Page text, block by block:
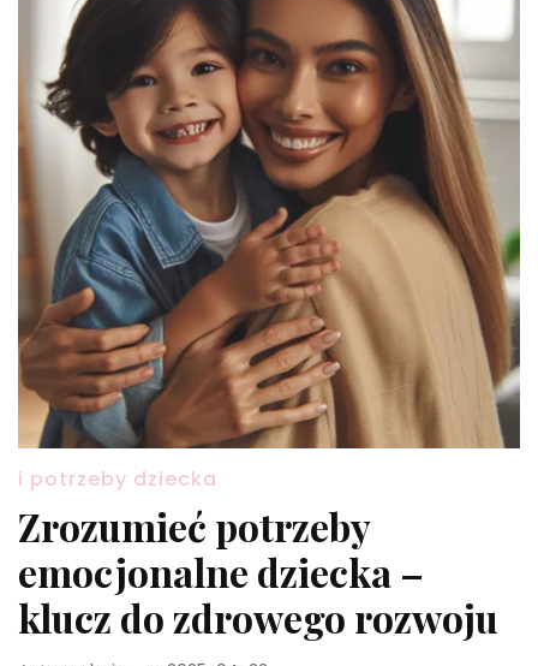
i potrzeby dziecka
Zrozumieć potrzeby
emocjonalne dziecka –
klucz do zdrowego rozwoju